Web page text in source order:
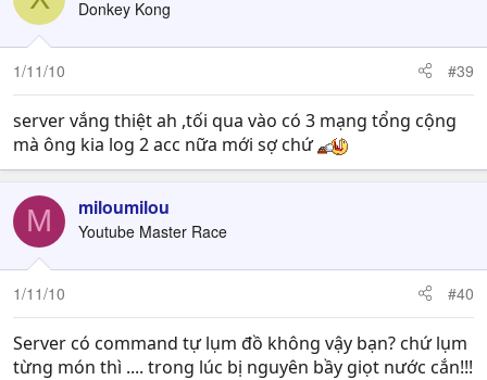
Donkey Kong
1/11/10 #39
server vắng thiệt ah ,tối qua vào có 3 mạng tổng cộng
mà ông kia log 2 acc nữa mới sợ chứ
M miloumilou
Youtube Master Race
1/11/10 #40
Server có command tự lụm đồ không vậy bạn? chứ lụm
từng món thì .... trong lúc bị nguyên bầy giọt nước cắn!!!